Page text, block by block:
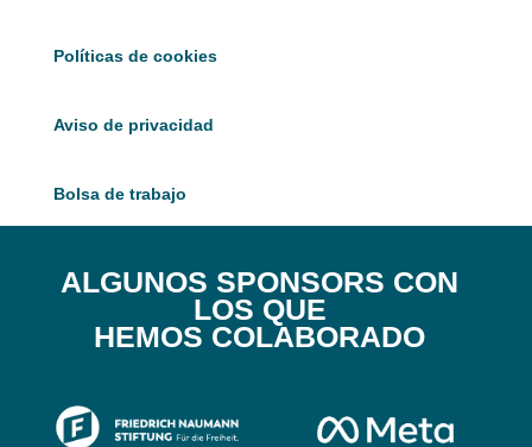
Políticas de cookies
Aviso de privacidad
Bolsa de trabajo
ALGUNOS SPONSORS CON
LOS QUE
HEMOS COLABORADO